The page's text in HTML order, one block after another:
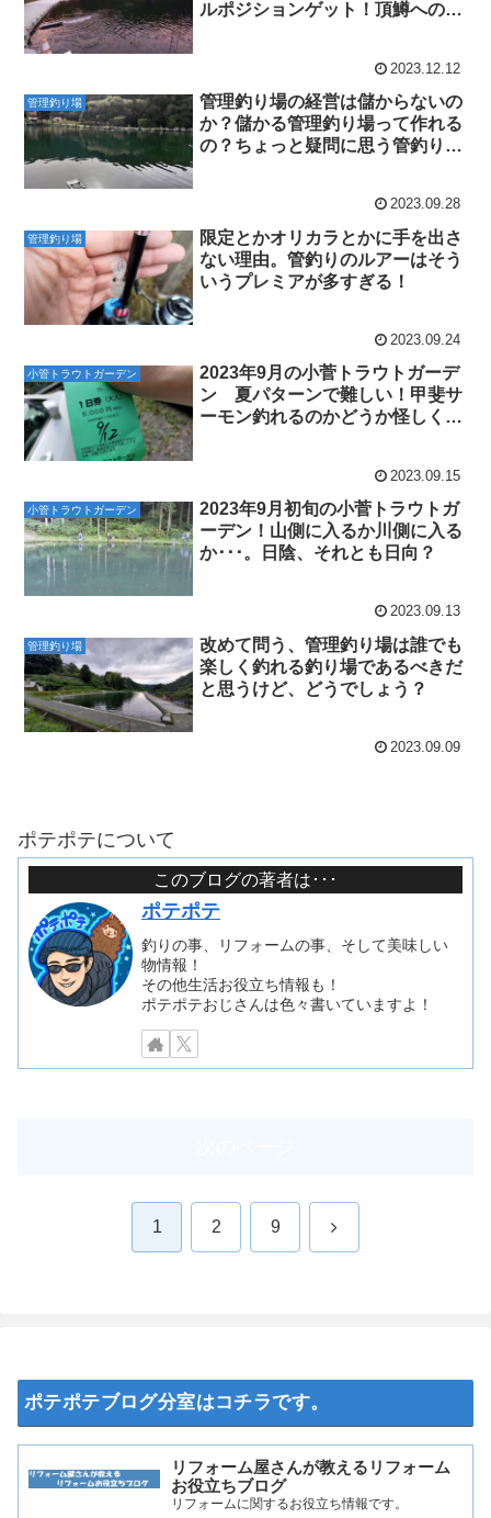
ルポジションゲット！頂鱒への期
2023.12.12
管理釣り場
管理釣り場の経営は儲からないの
か？儲かる管理釣り場って作れる
の？ちょっと疑問に思う管釣り経
2023.09.28
管理釣り場
限定とかオリカラとかに手を出さ
ない理由。管釣りのルアーはそう
いうプレミアが多すぎる！
2023.09.24
小管トラウトガーデン
2023年9月の小菅トラウトガーデ
ン 夏パターンで難しい！甲斐サ
ーモン釣れるのかどうか怪しくな
2023.09.15
小管トラウトガーデン
2023年9月初旬の小菅トラウトガ
ーデン！山側に入るか川側に入る
か･･･。日陰、それとも日向？
2023.09.13
管理釣り場
改めて問う、管理釣り場は誰でも
楽しく釣れる釣り場であるべきだ
と思うけど、どうでしょう？
2023.09.09
ポテポテについて
このブログの著者は･･･
ポテポテ
釣りの事、リフォームの事、そして美味しい
物情報！
その他生活お役立ち情報も！
ポテポテおじさんは色々書いていますよ！
1 2 9 次
ポテポテブログ分室はコチラです。
リフォーム屋さんが教えるリフォーム
お役立ちブログ
リフォームに関するお役立ち情報です。